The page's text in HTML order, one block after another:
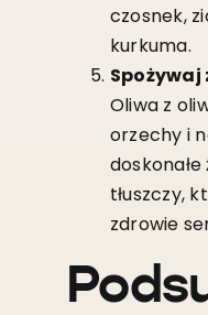
czosnek,
kurkuma.
Spożywaj
Oliwa z
orzechy i
tłuszczy,
zdrowie